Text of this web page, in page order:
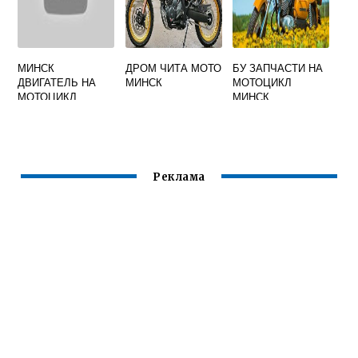
МИНСК
ДВИГАТЕЛЬ НА
МОТОЦИКЛ
ДРОМ ЧИТА МОТО
МИНСК
БУ ЗАПЧАСТИ НА
МОТОЦИКЛ
МИНСК
Реклама